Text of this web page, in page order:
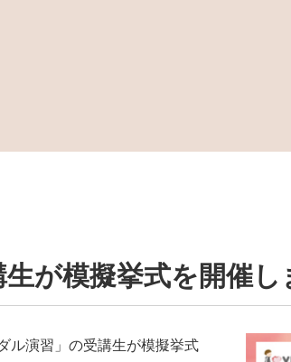
生が模擬挙式を開催し
ル演習」の受講生が模擬挙式